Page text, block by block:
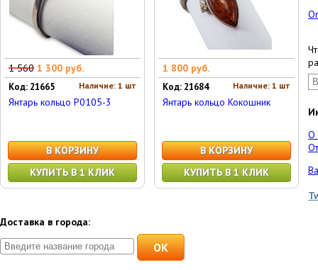
1 560 1 300 руб.
Наличие: 1 шт
Код: 21665
Янтарь кольцо Р0105-3
В КОРЗИНУ
КУПИТЬ В 1 КЛИК
1 800 руб.
Наличие: 1 шт
Код: 21684
Янтарь кольцо Кокошник
В КОРЗИНУ
КУПИТЬ В 1 КЛИК
О
Доставка в города:
OK